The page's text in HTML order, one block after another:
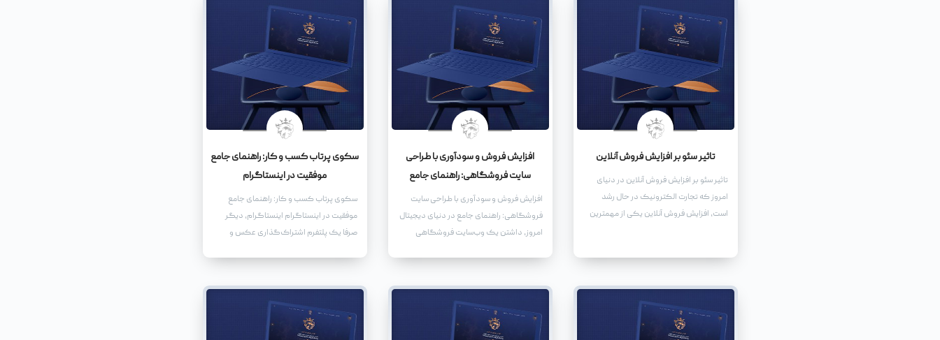
ترافیک آنلاین و در نهایت فروش بیشتر کمک
کند.
عمل می کند، بلکه به عنوان یک نماینده
دیجیتال برای برند شما عمل می کند.
تاثیر سئو بر افزایش فروش آنلاین
تاثیر سئو بر افزایش فروش آنلاین در دنیای
امروز که تجارت الکترونیک در حال رشد
است، افزایش فروش آنلاین یکی از مهمترین
افزایش فروش و سودآوری با طراحی
سایت فروشگاهی: راهنمای جامع
افزایش فروش و سودآوری با طراحی سایت
فروشگاهی: راهنمای جامع در دنیای دیجیتال
امروز، داشتن یک وب‌سایت فروشگاهی
دنبال رشد و توسعه هستند. یک سایت
فروشگاهی حرفه‌ای می‌تواند به شما کمک
کند تا دامنه فعالیت خود را گسترش دهید،
مشتریان جدید جذب کنید، و در نهایت،
سکوی پرتاب کسب و کار: راهنمای جامع
موفقیت در اینستاگرام
سکوی پرتاب کسب و کار: راهنمای جامع
موفقیت در اینستاگرام اینستاگرام، دیگر
صرفا یک پلتفرم اشتراک‌گذاری عکس و
نوپا گرفته تا برندهای بزرگ و شناخته‌شده،